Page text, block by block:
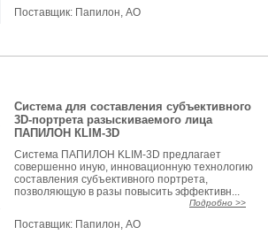
Поставщик: Папилон, АО
Система для составления субъективного
3D-портрета разыскиваемого лица
ПАПИЛОН КLIM-3D
Система ПАПИЛОН KLIM-3D предлагает
совершенно иную, инновационную технологию
составления субъективного портрета,
позволяющую в разы повысить эффективн...
Подробно >>
Поставщик: Папилон, АО